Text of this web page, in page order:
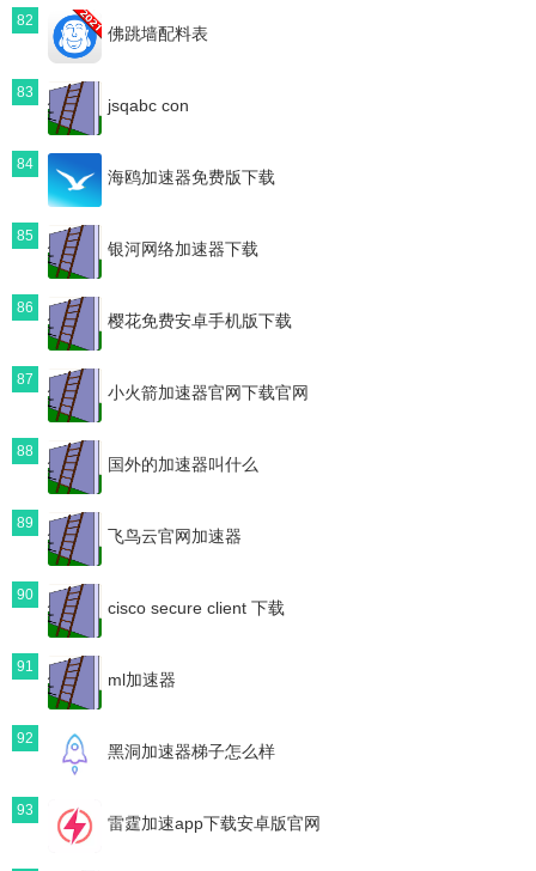
82
佛跳墙配料表
83
jsqabc con
84
海鸥加速器免费版下载
85
银河网络加速器下载
86
樱花免费安卓手机版下载
87
小火箭加速器官网下载官网
88
国外的加速器叫什么
89
飞鸟云官网加速器
90
cisco secure client 下载
91
ml加速器
92
黑洞加速器梯子怎么样
93
雷霆加速app下载安卓版官网